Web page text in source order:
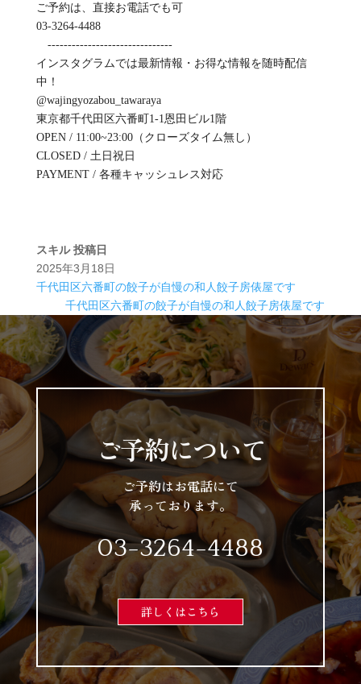
ご予約は、直接お電話でも可
03-3264-4488
-------------------------------
インスタグラムでは最新情報・お得な情報を随時配信
中！
@wajingyozabou_tawaraya
東京都千代田区六番町1-1恩田ビル1階
OPEN / 11:00~23:00（クローズタイム無し）
CLOSED / 土日祝日
PAYMENT / 各種キャッシュレス対応
スキル 投稿日
2025年3月18日
千代田区六番町の餃子が自慢の和人餃子房俵屋です
千代田区六番町の餃子が自慢の和人餃子房俵屋です
ご予約について
ご予約はお電話にて
承っております。
03-3264-4488
詳しくはこちら